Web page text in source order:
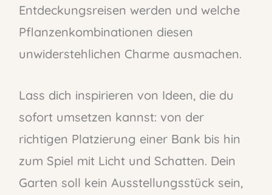
Entdeckungsreisen werden und welche
Pflanzenkombinationen diesen
unwiderstehlichen Charme ausmachen.
Lass dich inspirieren von Ideen, die du
sofort umsetzen kannst: von der
richtigen Platzierung einer Bank bis hin
zum Spiel mit Licht und Schatten. Dein
Garten soll kein Ausstellungsstück sein,